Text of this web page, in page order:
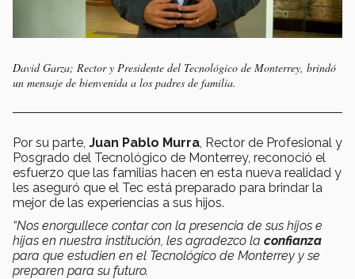
David Garza; Rector y Presidente del Tecnológico de Monterrey, brindó
un mensaje de bienvenida a los padres de familia.
Por su parte, Juan Pablo Murra , Rector de Profesional y
Posgrado del Tecnológico de Monterrey, reconoció el
esfuerzo que las familias hacen en esta nueva realidad y
les aseguró que el Tec está preparado para brindar la
mejor de las experiencias a sus hijos.
“Nos enorgullece contar con la presencia de sus hijos e
hijas en nuestra institución, les agradezco la confianza
para que estudien en el Tecnológico de Monterrey y se
preparen para su futuro.